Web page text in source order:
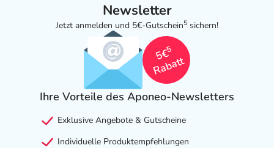
Newsletter
Jetzt anmelden und 5€-Gutschein5 sichern!
5€
5
Rabatt
Ihre Vorteile des Aponeo-Newsletters
Exklusive Angebote & Gutscheine
Individuelle Produktempfehlungen